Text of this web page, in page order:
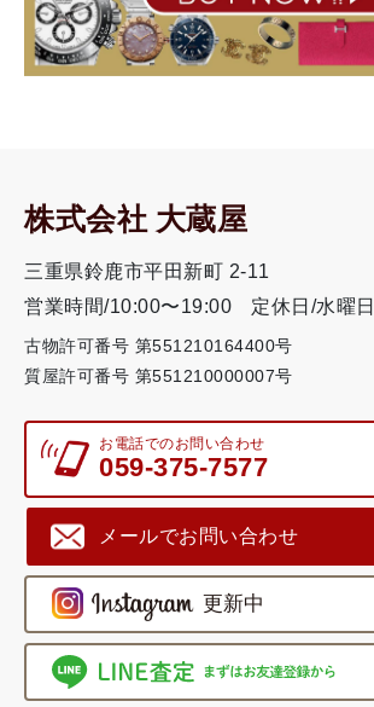
株式会社 大蔵屋
三重県鈴鹿市平田新町 2-11
営業時間/10:00〜19:00
定休日/水曜日
古物許可番号 第551210164400号
質屋許可番号 第551210000007号
お電話でのお問い合わせ
059-375-7577
メールでお問い合わせ